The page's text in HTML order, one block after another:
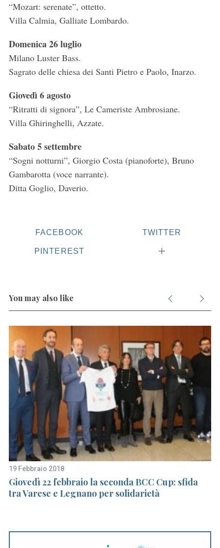
“Mozart: serenate”, ottetto.
Villa Calmia, Galliate Lombardo.
Domenica 26 luglio
Milano Luster Bass.
Sagrato delle chiesa dei Santi Pietro e Paolo, Inarzo.
Giovedì 6 agosto
“Ritratti di signora”, Le Cameriste Ambrosiane.
Villa Ghiringhelli, Azzate.
Sabato 5 settembre
“Sogni notturni”, Giorgio Costa (pianoforte), Bruno
Gambarotta (voce narrante).
Ditta Goglio, Daverio.
FACEBOOK TWITTER
PINTEREST
You may also like
19 Febbraio 2018
Giovedì 22 febbraio la seconda BCC Cup: sfida
tra Varese e Legnano per solidarietà
S
e
c
r